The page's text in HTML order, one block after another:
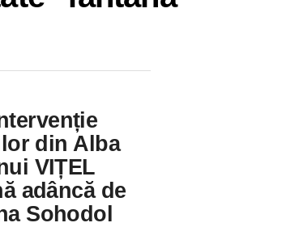
din Alba
VIȚEL
adâncă de
Sohodol